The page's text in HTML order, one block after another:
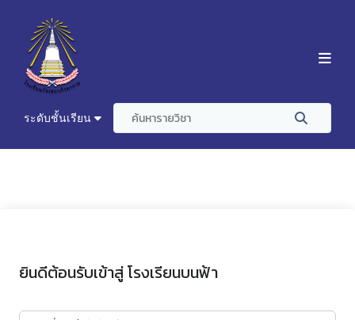
ระดับชั้นเรียน
ยินดีต้อนรับเข้าสู่ โรงเรียนบนฟ้า